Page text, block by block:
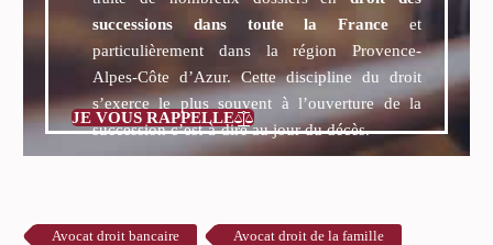
successions dans toute la France et
particulièrement dans la région Provence-
Alpes-Côte d’Azur. Cette discipline du droit
s’exerce le plus souvent à l’ouverture de la
succession c’est-à-dire au jour du décès.
JE VOUS RAPPELLE
Avocat droit bancaire Avocat droit de la famille